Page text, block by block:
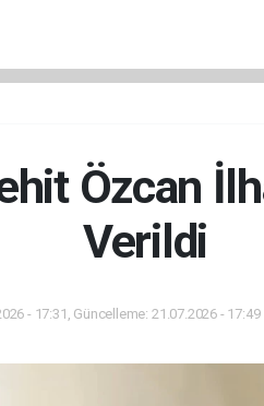
Özcan
Verildi
- 17:31, Güncelleme: 21.07.2026 - 17:49